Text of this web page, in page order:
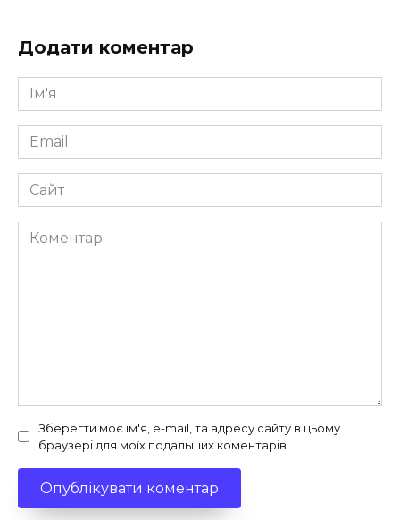
Додати коментар
Ім'я
*
Email
*
Сайт
Коментар
Зберегти моє ім'я, e-mail, та адресу сайту в цьому
браузері для моїх подальших коментарів.